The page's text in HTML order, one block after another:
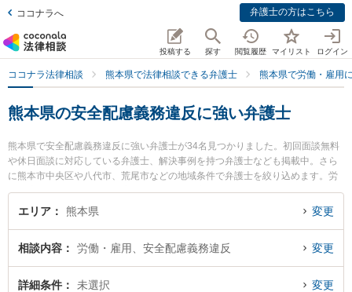
ココナラへ 弁護士の方はこちら
投稿する 探す 閲覧履歴 マイリスト ログイン
ココナラ法律相談 熊本県で法律相談できる弁護士 熊本県で労働・雇用
熊本県の安全配慮義務違反に強い弁護士
熊本県で安全配慮義務違反に強い弁護士が34名見つかりました。初回面談無料
や休日面談に対応している弁護士、解決事例を持つ弁護士なども掲載中。さら
に熊本市中央区や八代市、荒尾市などの地域条件で弁護士を絞り込めます。労
働・雇用に関係する不当解雇や退職勧奨、内定取消等の細かな分野での絞り込
み検索もでき便利です。特にベリーベスト法律事務所 熊本オフィスの守田 英昭
ます。『熊本県で土日や夜間に発生した安全配慮義務違反のトラブルを今すぐ
に弁護士に相談したい』『安全配慮義務違反のトラブル解決の実績豊富な近く
の弁護士を検索したい』『初回相談無料で安全配慮義務違反を法律相談できる
エリア 熊本県 変更
相談内容 労働・雇用、安全配慮義務違反 変更
詳細条件 未選択 変更